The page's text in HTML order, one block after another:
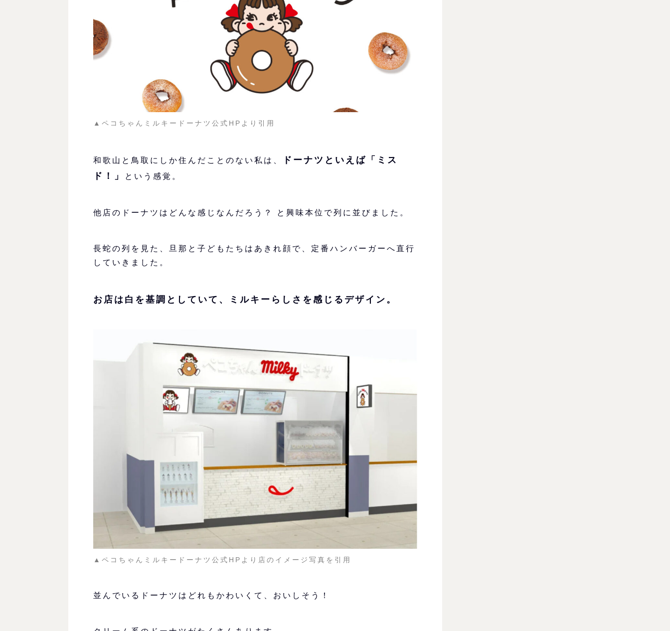
▲ペコちゃんミルキードーナツ公式HPより引用
和歌山と鳥取にしか住んだことのない私は、
ドーナツといえば「ミス
ド！」
という感覚。
他店のドーナツはどんな感じなんだろう？ と興味本位で列に並びました。
長蛇の列を見た、旦那と子どもたちはあきれ顔で、定番ハンバーガーへ直行
していきました。
お店は白を基調としていて、ミルキーらしさを感じるデザイン。
▲ペコちゃんミルキードーナツ公式HPより店のイメージ写真を引用
並んでいるドーナツはどれもかわいくて、おいしそう！